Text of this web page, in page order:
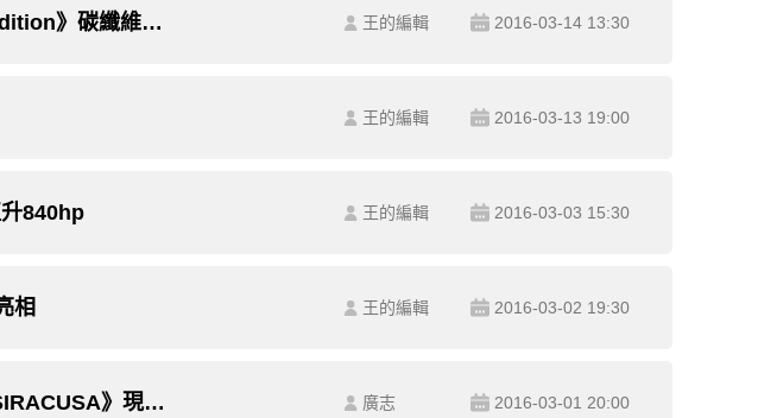
注入B2隱形轟炸機元素 Mansory精造《Lamborghini Aventador JS 1 Edition》碳纖維上身釋放闇黑殺氣！ 王的編輯 2016-03-14 13:30
王的編輯 2016-03-13 19:00
840hp 王的編輯 2016-03-03 15:30
相 王的編輯 2016-03-02 19:30
Mansory也向「FXX K」致敬！法拉利《Ferrari 488 GTB》變身《4XX SIRACUSA》現身日內瓦車展 廣志 2016-03-01 20:00